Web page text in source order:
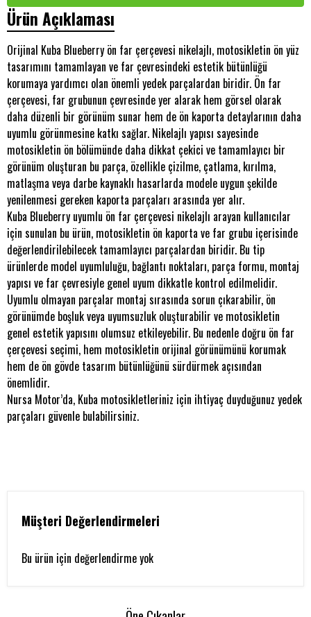
Ürün Açıklaması
Orijinal Kuba Blueberry ön far çerçevesi nikelajlı, motosikletin ön yüz
tasarımını tamamlayan ve far çevresindeki estetik bütünlüğü
korumaya yardımcı olan önemli yedek parçalardan biridir. Ön far
çerçevesi, far grubunun çevresinde yer alarak hem görsel olarak
daha düzenli bir görünüm sunar hem de ön kaporta detaylarının daha
uyumlu görünmesine katkı sağlar. Nikelajlı yapısı sayesinde
motosikletin ön bölümünde daha dikkat çekici ve tamamlayıcı bir
görünüm oluşturan bu parça, özellikle çizilme, çatlama, kırılma,
matlaşma veya darbe kaynaklı hasarlarda modele uygun şekilde
yenilenmesi gereken kaporta parçaları arasında yer alır.
Kuba Blueberry uyumlu ön far çerçevesi nikelajlı arayan kullanıcılar
için sunulan bu ürün, motosikletin ön kaporta ve far grubu içerisinde
değerlendirilebilecek tamamlayıcı parçalardan biridir. Bu tip
ürünlerde model uyumluluğu, bağlantı noktaları, parça formu, montaj
yapısı ve far çevresiyle genel uyum dikkatle kontrol edilmelidir.
Uyumlu olmayan parçalar montaj sırasında sorun çıkarabilir, ön
görünümde boşluk veya uyumsuzluk oluşturabilir ve motosikletin
genel estetik yapısını olumsuz etkileyebilir. Bu nedenle doğru ön far
çerçevesi seçimi, hem motosikletin orijinal görünümünü korumak
hem de ön gövde tasarım bütünlüğünü sürdürmek açısından
önemlidir.
Nursa Motor’da, Kuba motosikletleriniz için ihtiyaç duyduğunuz yedek
parçaları güvenle bulabilirsiniz.
Müşteri Değerlendirmeleri
Bu ürün için değerlendirme yok